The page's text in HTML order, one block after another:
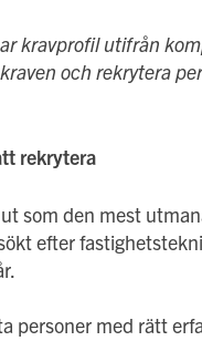
kravprofil utifrån
och rekrytera
rekrytera
som den mest
efter
personer med rätt